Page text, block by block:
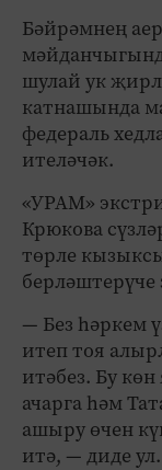
Бәйрәмнең
шулай ук
катнашында
федераль
ителәчәк.
«УРАМ»
Крюкова
төрле
берләштерүче
— Без һәркем
итеп тоя
итәбез. Бу
ачарга һәм
ашыру өчен
итә, — диде ул.